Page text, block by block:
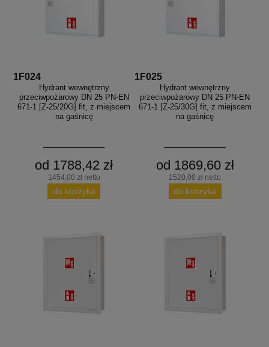
1F024
Hydrant wewnętrzny
przeciwpożarowy DN 25 PN-EN
671-1 [Z-25/20G] fit, z miejscem
na gaśnicę
od 1788,42 zł
1454,00 zł netto
do koszyka
1F025
Hydrant wewnętrzny
przeciwpożarowy DN 25 PN-EN
671-1 [Z-25/30G] fit, z miejscem
na gaśnicę
od 1869,60 zł
1520,00 zł netto
do koszyka